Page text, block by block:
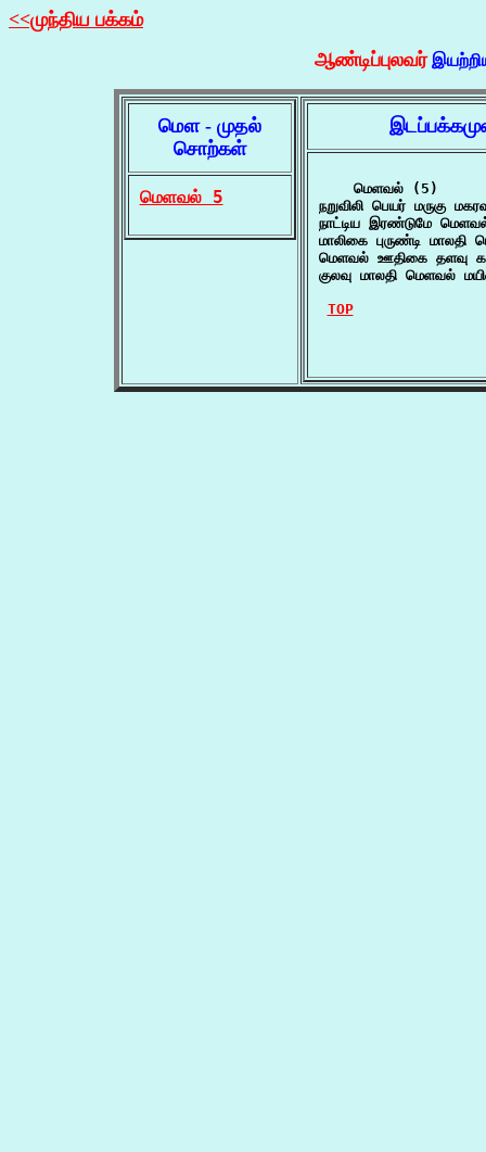
<<முந்திய பக்கம்
ஆண்டிப்புலவர்
மௌ - முதல்
சொற்கள்
மெளவல் 5
    மெளவல் (5)
நறுவிலி பெயர் மருகு
நாட்டிய இரண்டுமே
மாலிகை புருண்டி
மெளவல் ஊதிகை தளவு
குலவு மாலதி மெளவல்
TOP